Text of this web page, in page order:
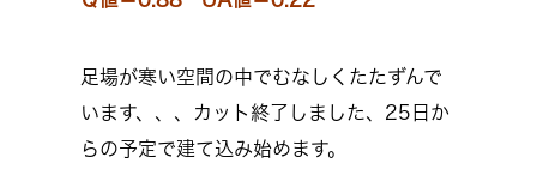
足場が寒い空間の中でむなしくたたずんで
います、、、カット終了しました、25日か
らの予定で建て込み始めます。